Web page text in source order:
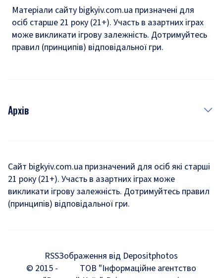
Матеріали сайту bigkyiv.com.ua призначені для
осіб старше 21 року (21+). Участь в азартних іграх
може викликати ігрову залежність. Дотримуйтесь
правил (принципів) відповідальної гри.
Архів
Комуналка
Хроніки війни
Мегаполіс
Сайт bigkyiv.com.ua призначений для осіб які старші
21 року (21+). Участь в азартних іграх може
викликати ігрову залежність. Дотримуйтесь правил
(принципів) відповідальної гри.
RSSЗображення від Depositphotos
© 2015 -
ТОВ "Інформаційне агентство